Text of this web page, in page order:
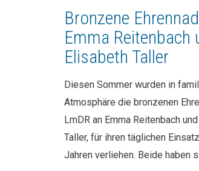
Bronzene
Emma Reitenbach
Elisabeth Taller
Diesen Sommer wurden in
Atmosphäre die bronzenen
LmDR an Emma Reitenbach
Taller, für ihren täglichen
Jahren verliehen. Beide haben